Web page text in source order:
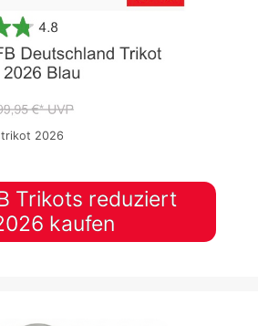
2026
Trikots reduziert
kaufen